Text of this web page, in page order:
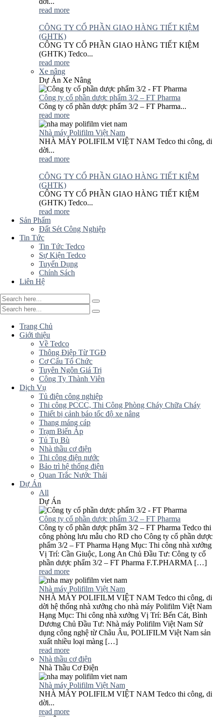
read more
CÔNG TY CỔ PHẦN GIAO HÀNG TIẾT KIỆM
(GHTK)
CÔNG TY CỔ PHẦN GIAO HÀNG TIẾT KIỆM
(GHTK) Tedco...
read more
Xe nâng
Dự Án Xe Nâng
Công ty cổ phần dược phẩm 3/2 – FT Pharma
Công ty cổ phần dược phẩm 3/2 – FT Pharma...
read more
Nhà máy Polifilm Việt Nam
NHÀ MÁY POLIFILM VIỆT NAM Tedco thi công, di
dời...
read more
CÔNG TY CỔ PHẦN GIAO HÀNG TIẾT KIỆM
(GHTK)
CÔNG TY CỔ PHẦN GIAO HÀNG TIẾT KIỆM
(GHTK) Tedco...
read more
Sản Phẩm
Đất Sét Công Nghiệp
Tin Tức
Tin Tức Tedco
Sự Kiện Tedco
Tuyển Dụng
Chính Sách
Liên Hệ
Trang Chủ
Giới thiệu
Về Tedco
Thông Điệp Từ TGĐ
Cơ Cấu Tổ Chức
Tuyên Ngôn Giá Trị
Công Ty Thành Viên
Dịch Vụ
Tủ điện công nghiệp
Thi công PCCC, Thi Công Phòng Cháy Chữa Cháy
Thiết bị cảnh báo tốc độ xe nâng
Thang máng cáp
Trạm Biến Áp
Tủ Tụ Bù
Nhà thầu cơ điện
Thi công điện nước
Bảo trì hệ thống điện
Quan Trắc Nước Thải
Dự Án
All
Dự Án
Công ty cổ phần dược phẩm 3/2 – FT Pharma
Công ty cổ phần dược phẩm 3/2 – FT Pharma Tedco thi
công phòng lưu mẫu cho RD cho Công ty cổ phần dược
phẩm 3/2 – FT Pharma Hạng Mục: Thi công nhà xưởng
Vị Trí: Cần Giuộc, Long An Chủ Đầu Tư: Công ty cổ
phần dược phẩm 3/2 – FT Pharma F.T.PHARMA […]
read more
Nhà máy Polifilm Việt Nam
NHÀ MÁY POLIFILM VIỆT NAM Tedco thi công, di
dời hệ thống nhà xưởng cho nhà máy Polifilm Việt Nam
Hạng Mục: Thi công nhà xưởng Vị Trí: Bến Cát, Bình
Dương Chủ Đầu Tư: Nhà máy Polifilm Việt Nam Sử
dụng công nghệ từ Châu Âu, POLIFILM Việt Nam sản
xuất nhiều loại màng […]
read more
Nhà thầu cơ điện
Nhà Thầu Cơ Điện
Nhà máy Polifilm Việt Nam
NHÀ MÁY POLIFILM VIỆT NAM Tedco thi công, di
dời...
read more